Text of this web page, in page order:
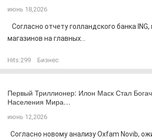
июнь 18,2026
Согласно отчету голландского банка
магазинов на главных...
Hits:299 Бизнес
Первый Триллионер: Илон Маск Стал
Населения Мира…
июнь 12,2026
Согласно новому анализу Oxfam Novib,